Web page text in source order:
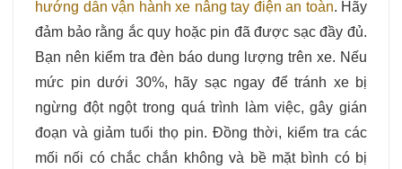
hướng dẫn vận hành xe nâng tay điện an toàn. Hãy
đảm bảo rằng ắc quy hoặc pin đã được sạc đầy đủ.
Bạn nên kiểm tra đèn báo dung lượng trên xe. Nếu
mức pin dưới 30%, hãy sạc ngay để tránh xe bị
ngừng đột ngột trong quá trình làm việc, gây gián
đoạn và giảm tuổi thọ pin. Đồng thời, kiểm tra các
mối nối có chắc chắn không và bề mặt bình có bị